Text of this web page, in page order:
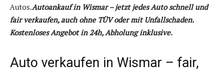
Autos.Autoankauf in Wismar – jetzt jedes Auto schnell und
fair verkaufen, auch ohne TÜV oder mit Unfallschaden.
Kostenloses Angebot in 24h, Abholung inklusive.
Auto verkaufen in Wismar – fair,